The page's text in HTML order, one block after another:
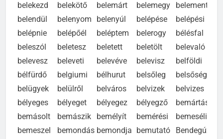
belekezd
belekötő belemárt belemegy
belement
belendül
belenyom belenyúl belépése
belépési
belépnie
belépőél beléptem belerogy
bélésfal
beleszól
beletesz beletett beletölt
belevaló
belevesz
beleveti belevéve belevisz
belföldi
bélfürdő
belgiumi bélhurut belsőleg
belsőség
belügyek
belülről belváros belvizek
belvizes
bélyeges
bélyeget bélyegez bélyegző
bemártás
bemásolt
bemászik bemélyít bemérési
bemeséli
bemeszel
bemondás bemondja bemutató
Bendegúz